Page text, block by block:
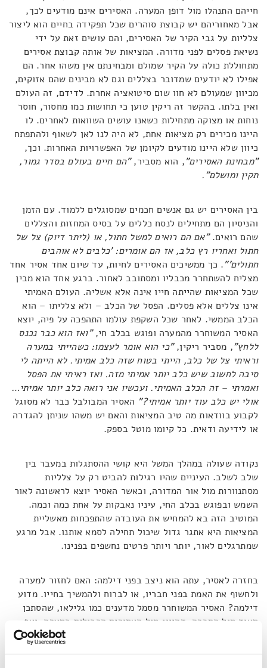
חייהם התנהלו מול דופן המערה. האסירים אינם מודעים לכך,
אבל מאחוריהם יש קבוצת סוהרים שכל תפקידה בחיים הוא ליצור
צלליות על גבי הקיר של האסירים, והם עושים זאת על ידי
נשיאת פסלים לפני מדורה. המציאות של אותה קבוצת אסירים
מתחוללת כולה על הקיר שמולם ומבחינתם אין משהו אחר. הם
אפילו לא יודעים שמדובר בצללים וגם לא מבינים שהם אזוקים,
מכיוון שמעולם לא חוו שום סיטואציה אחרת. לדידם, זה העולם
ואין בלתו. בהקשר זה ריקין טוען כי תחושות כמו מחסור, חוסר
נוחות או מצוקה מתחילות כשאנו עושים השוואות לאחרים. לו
היינו מכירים רק מציאות אחת, לא היה לנו לאן לשאוף ולהתפתח
כיוון שלא היינו מודעים לקיומן של האפשרויות האחרות. וכך,
"מבחינת האסירים", הוא מסביר,"הם חיים בעולם בסדר גמור,
תקין ומושלם".
בין האסירים יש גם אנשים חכמים שמסוגלים ללמוד. עם הזמן
והניסיון הם מתחילים לנסח כללים על בסיס המחזות והצללים
שהם רואים."אם הם רואים למשל חתול, או (ליתר דיוק) צל של
חתול ואחריו רץ כלב, אז הם אומרים: 'כלבים לא אוהבים
חתולים'". כך ממשיכים האסירים לחיות, עד שיום אחד אסיר אחד
מצליח להשתחרר מכבליו ומסתובב לאחור. ברגע אחד הוא מבין
שכל המציאות שהייתה חייו אינה אלא אשליה. העולם האמיתי
אינו צללים אלא פסלים. הפסל של הכלב – ולא צלליתו – הוא
הכלב הממשי. לאחר שכל השקפת עולמו התהפכה על פיה, יוצא
האסיר המשוחרר מהמערה ופוגש בכלב חי,"ואז הוא כבר נכנס
ללחץ", מסביר ריקין,"כי הוא אומר לעצמו: כשהייתי במערה
וראיתי צל של כלב, הייתי בטוח שזה כלב אמיתי. לא הייתה לי
סיבה לחשוב שיש כלב יותר אמיתי מזה. ואז ראיתי את הפסל
ואמרתי – זה הכלב האמיתי. ועכשיו אני רואה כלב יותר אמיתי…
אולי יש כלב עוד יותר אמיתי?" האסיר המבולבל כבר לא מסוגל
לקבוע בוודאות מה טיב המציאות והאם יש משהו שניתן להגדרה
או לידיעה ודאית. כל קיומו מוטל בספק.
נקודה שעולה במהלך המשל היא קושי ההסתגלות במעבר בין
שלב לשלב. העיניים שהיו רגילות להביט רק על צלליות
מסתנוורות מול אור המדורה, וכאשר האסיר יוצא לראשונה לאור
השמש ובפוגש בכלב החי, עיניו נאבקות על אחת כמה וכמה.
המוטיב הזה בא להמחיש את העובדה שהתפכחות מאשליית
המציאות היא אתגר גדול שיכול תחילה לסמא אותנו. אבל מרגע
שמתרגלים לאור, יותר ויותר פרטים נחשפים בפנינו.
בחזרה לאסיר, עתה הוא ניצב בפני דילמה: האם לחזור למערה
ולחשוף את האמת בפני חבריו, או לברוח ולהמשיך בחייו. מדוע
דילמה? האסיר המשוחרר מסמל מדענים כמו גלילאו, שהסתכן
מאוד מול החברה, דהיינו מול האסירים הכבולים במערה, ואף
נתבע למשפט כשהביא לעולם תיאוריות אסטרונומיות שסתרו את
כל מה שהיה מקובל לחשוב בזמנו. זה רחוק מלהיות מקרה